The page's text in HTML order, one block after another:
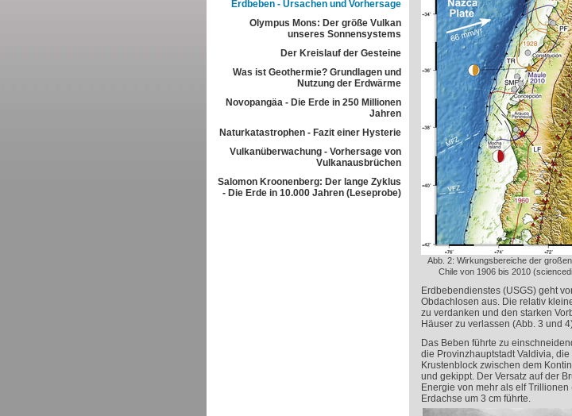
Erdbeben - Ursachen und Vorhersage
Olympus Mons: Der größe Vulkan
unseres Sonnensystems
Der Kreislauf der Gesteine
Was ist Geothermie? Grundlagen und
Nutzung der Erdwärme
Novopangäa - Die Erde in 250 Millionen
Jahren
Naturkatastrophen - Fazit einer Hysterie
Vulkanüberwachung - Vorhersage von
Vulkanausbrüchen
Salomon Kroonenberg: Der lange Zyklus
- Die Erde in 10.000 Jahren (Leseprobe)
Abb. 2: Wirkungsbereiche der
Chile von 1906 bis 2010
Erdbebendienstes (USGS) geht
Obdachlosen aus. Die relativ
zu verdanken und den starken
Häuser zu verlassen (Abb. 3 und
Das Beben führte zu
die Provinzhauptstadt Valdivia,
Krustenblock zwischen dem
und gekippt. Der Versatz auf der
Energie von mehr als elf Trillionen
Erdachse um 3 cm führte.